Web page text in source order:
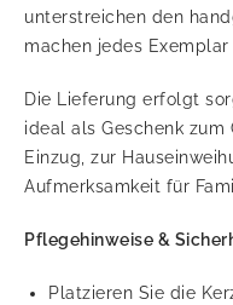
unterstreichen den
machen jedes
Die Lieferung erfolgt
ideal als Geschenk zum
Einzug, zur
Aufmerksamkeit für
Pflegehinweise &
Platzieren Sie die